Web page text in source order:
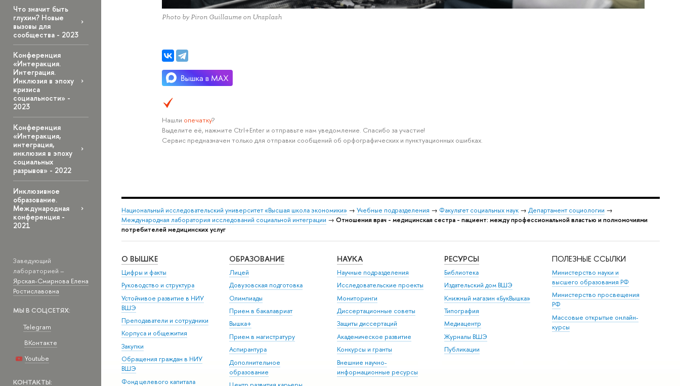
Что значит быть
глухим? Новые
вызовы для
сообщества - 2023
Конференция
«Интеракция.
Интеграция.
Инклюзия в эпоху
кризиса
социальности» -
2023
Конференция
«Интеракция,
интеграция,
инклюзия в эпоху
социальных
разрывов» - 2022
Инклюзивное
образование.
Международная
конференция -
2021
Заведующий
лабораторией –
Ярская-Смирнова Елена
Ростиславовна
МЫ В СОЦСЕТЯХ:
Telegram
ВКонтакте
Youtube
КОНТАКТЫ:
Photo by Piron Guillaume on Unsplash
Нашли опечатку?
Выделите её, нажмите Ctrl+Enter и отправьте нам уведомление. Спасибо за участие!
Сервис предназначен только для отправки сообщений об орфографических и пунктуационных ошибках.
Национальный исследовательский университет «Высшая школа экономики» → Учебные подразделения → Факультет социальных наук → Департамент социологии →
Международная лаборатория исследований социальной интеграции → Отношения врач - медицинская сестра - пациент: между профессиональной властью и полномочиями
потребителей медицинских услуг
О ВЫШКЕ
Цифры и факты
Руководство и структура
Устойчивое развитие в НИУ
ВШЭ
Преподаватели и сотрудники
Корпуса и общежития
Закупки
Обращения граждан в НИУ
ВШЭ
Фонд целевого капитала
ОБРАЗОВАНИЕ
Лицей
Довузовская подготовка
Олимпиады
Прием в бакалавриат
Вышка+
Прием в магистратуру
Аспирантура
Дополнительное
образование
НАУКА
Научные подразделения
Исследовательские проекты
Мониторинги
Диссертационные советы
Защиты диссертаций
Академическое развитие
Конкурсы и гранты
Внешние научно-
информационные ресурсы
РЕСУРСЫ
Библиотека
Издательский дом ВШЭ
Книжный магазин «БукВышка»
Типография
Медиацентр
Журналы ВШЭ
Публикации
ПОЛЕЗНЫЕ ССЫЛКИ
Министерство науки и
высшего образования РФ
Министерство просвещения
РФ
Массовые открытые онлайн-
курсы